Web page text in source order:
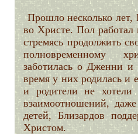
Прошло несколько лет,
во Христе. Пол работал
стремясь продолжить
полновременному
заботилась о Дженни и
время у них родилась и
и родители не
взаимоотношений,
детей, Близардов
Христом.